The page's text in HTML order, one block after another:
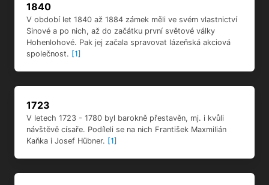
1840
V období let 1840 až 1884 zámek měli ve svém vlastnictví
Sinové a po nich, až do začátku první světové války
Hohenlohové. Pak jej začala spravovat lázeňská akciová
společnost. [1]
1723
V letech 1723 - 1780 byl barokně přestavěn, mj. i kvůli
návštěvě císaře. Podíleli se na nich František Maxmilián
Kaňka i Josef Hübner. [1]